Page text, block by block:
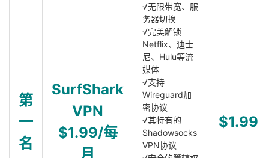
第
一
名
SurfShark
VPN
$1.99/每
月
√无限带宽、服
务器切换
√完美解锁
Netflix、迪士
尼、Hulu等流
媒体
√支持
Wireguard加
密协议
√其特有的
Shadowsocks
VPN协议
$1.99